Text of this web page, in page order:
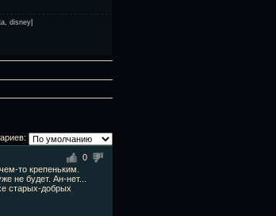
disney
0
то крепеньким.
не будет. Ан-нет...
старых-добрых